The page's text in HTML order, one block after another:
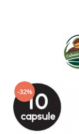
-32%